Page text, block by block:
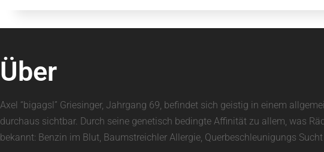
Über
Axel “bigagsl” Griesinger, Jahrgang 69, befindet sich geistig in einem
durchaus sichtbar. Durch seine genetisch bedingte Affinität zu allem, was
bekannt: Benzin im Blut, Baumstreichler Allergie, Querbeschleunigungs